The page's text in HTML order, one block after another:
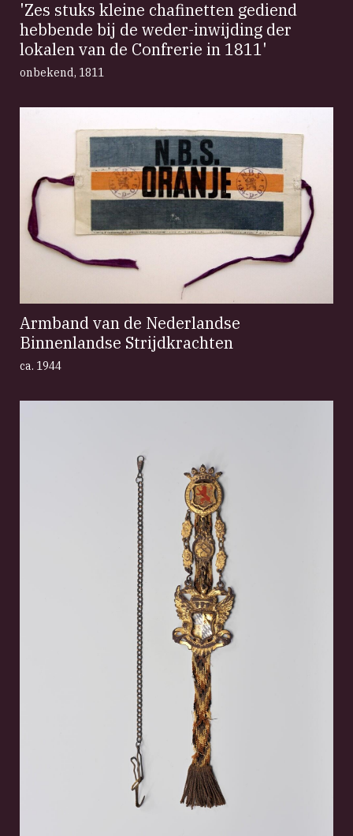
'Zes stuks kleine chafinetten gediend
hebbende bij de weder-inwijding der
lokalen van de Confrerie in 1811'
onbekend, 1811
Armband van de Nederlandse
Binnenlandse Strijdkrachten
ca. 1944